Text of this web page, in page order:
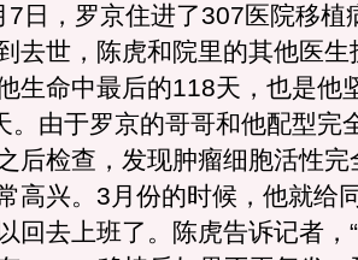
，罗京住进了307医院移植
去世，陈虎和院里的其他医
生命中最后的118天，也是他
。由于罗京的哥哥和他配型完
后检查，发现肿瘤细胞活性完
高兴。3月份的时候，他就给
回去上班了。陈虎告诉记者，